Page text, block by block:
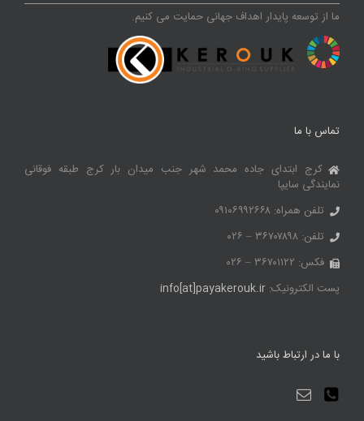
ما از توسعه پایدار اهداف جهانی حمایت می کنیم.
تماس با ما
کرج ابتدای جاده محمد شهر جنب میدان بار کرج طبقه فوقانی
نمایندگی سایپا
تلفن همراه: ۰۹۱۰۶۹۹۲۶۶۸
تلفن: ۳۶۷۰۷۸۹۸ – ۰۲۶
فکس: ۳۶۷۰۱۱۲۲ – ۰۲۶
پست الکترونیک: info[at]payakerouk.ir
با ما در ارتباط باشید